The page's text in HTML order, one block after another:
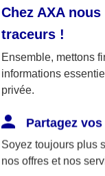
Chez AXA
traceurs !
Ensemble, mettons
informations
privée.
Partagez
Soyez toujours plus
nos offres et nos